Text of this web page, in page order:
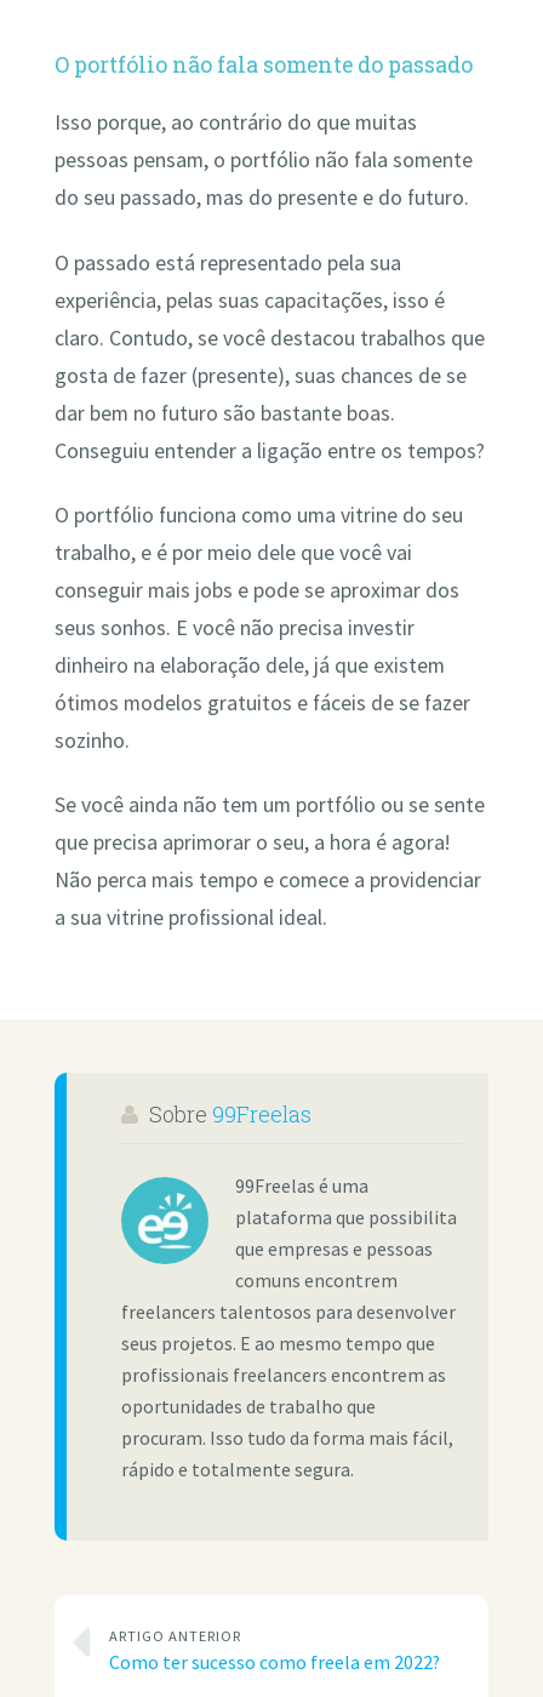
O portfólio não fala somente do passado
Isso porque, ao contrário do que muitas
pessoas pensam, o portfólio não fala somente
do seu passado, mas do presente e do futuro.
O passado está representado pela sua
experiência, pelas suas capacitações, isso é
claro. Contudo, se você destacou trabalhos que
gosta de fazer (presente), suas chances de se
dar bem no futuro são bastante boas.
Conseguiu entender a ligação entre os tempos?
O portfólio funciona como uma vitrine do seu
trabalho, e é por meio dele que você vai
conseguir mais jobs e pode se aproximar dos
seus sonhos. E você não precisa investir
dinheiro na elaboração dele, já que existem
ótimos modelos gratuitos e fáceis de se fazer
sozinho.
Se você ainda não tem um portfólio ou se sente
que precisa aprimorar o seu, a hora é agora!
Não perca mais tempo e comece a providenciar
a sua vitrine profissional ideal.
Sobre 99Freelas
99Freelas é uma
plataforma que possibilita
que empresas e pessoas
comuns encontrem
freelancers talentosos para desenvolver
seus projetos. E ao mesmo tempo que
profissionais freelancers encontrem as
oportunidades de trabalho que
procuram. Isso tudo da forma mais fácil,
rápido e totalmente segura.
ARTIGO ANTERIOR
Como ter sucesso como freela em 2022?